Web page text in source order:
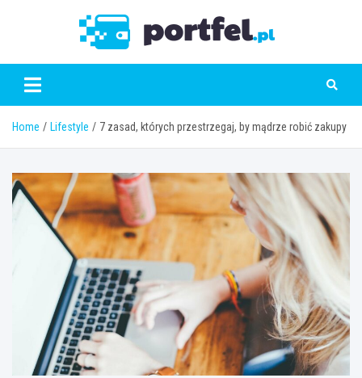
Home Lifestyle 7 zasad, których przestrzegaj, by mądrze robić zakupy